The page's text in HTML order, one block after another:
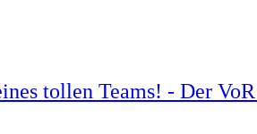
tollen Teams! - Der